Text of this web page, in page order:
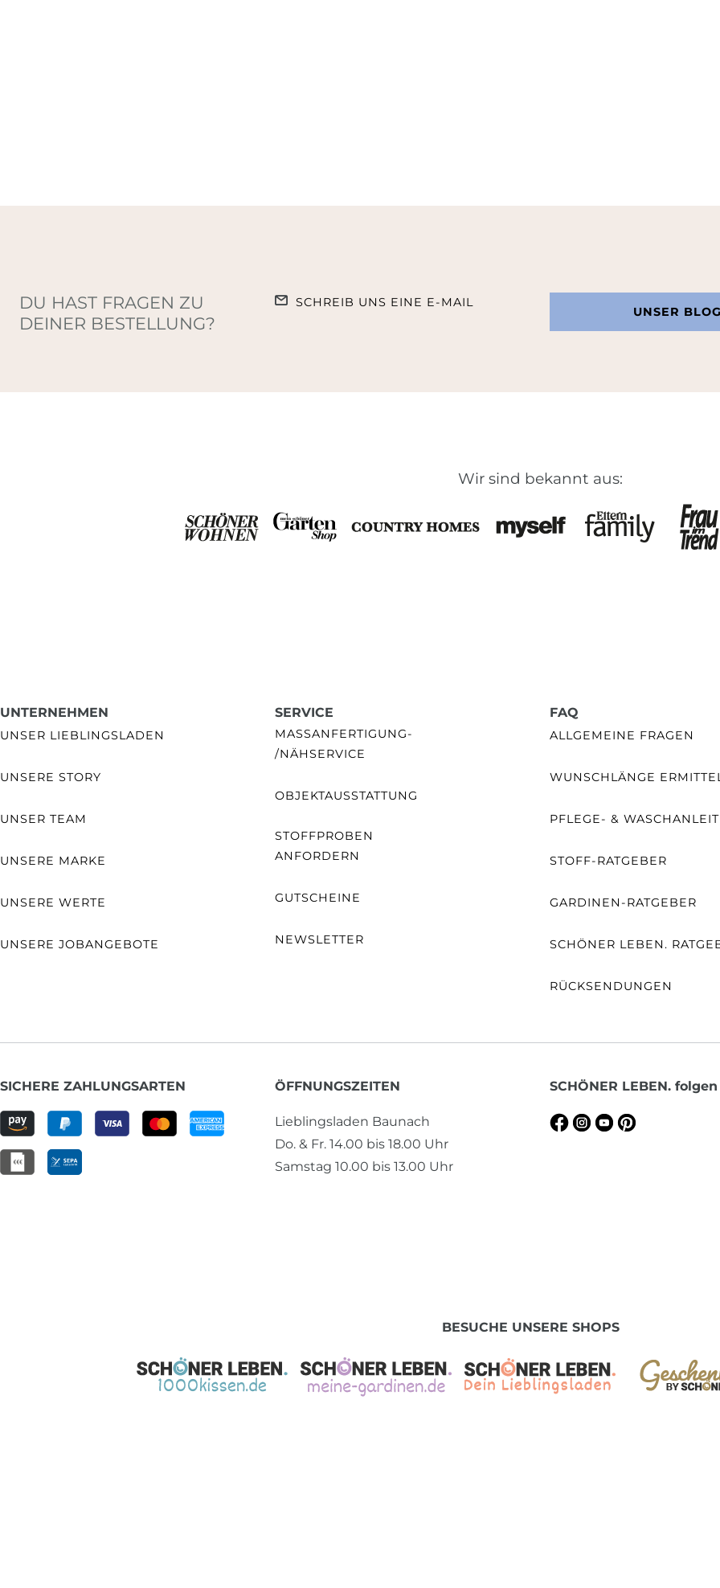
DU HAST FRAGEN ZU
DEINER BESTELLUNG?
SCHREIB UNS EINE E-MAIL
UNSER BLOG
Wir sind bekannt aus:
UNTERNEHMEN
UNSER LIEBLINGSLADEN
UNSERE STORY
UNSER TEAM
UNSERE MARKE
UNSERE WERTE
UNSERE JOBANGEBOTE
SERVICE
MASSANFERTIGUNG- /
NÄHSERVICE
OBJEKTAUSSTATTUNG
STOFFPROBEN
ANFORDERN
GUTSCHEINE
NEWSLETTER
FAQ
ALLGEMEINE FRAGEN
WUNSCHLÄNGE
PFLEGE- &
STOFF-RATGEBER
GARDINEN-RATGEBER
SCHÖNER LEBEN.
RÜCKSENDUNGEN
SICHERE ZAHLUNGSARTEN ÖFFNUNGSZEITEN
Lieblingsladen Baunach
Do. & Fr. 14.00 bis 18.00 Uhr
Samstag 10.00 bis 13.00 Uhr
SCHÖNER LEBEN. folgen
BESUCHE UNSERE SHOPS